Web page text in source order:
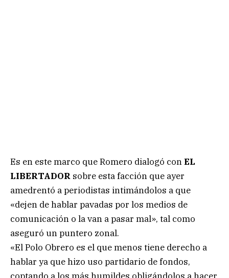
Es en este marco que Romero dialogó conEL
LIBERTADOR sobre esta facción que ayer
amedrentó a periodistas intimándolos a que
«dejen de hablar pavadas por los medios de
comunicación o la van a pasar mal», tal como
aseguró un puntero zonal.
«El Polo Obrero es el que menos tiene derecho a
hablar ya que hizo uso partidario de fondos,